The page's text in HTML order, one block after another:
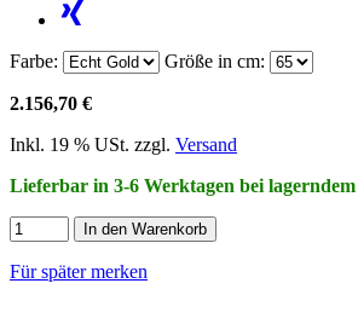
Farbe: Größe in cm:
2.156,70 €
Inkl. 19 % USt. zzgl. Versand
Lieferbar in 3-6 Werktagen bei
In den Warenkorb
Für später merken